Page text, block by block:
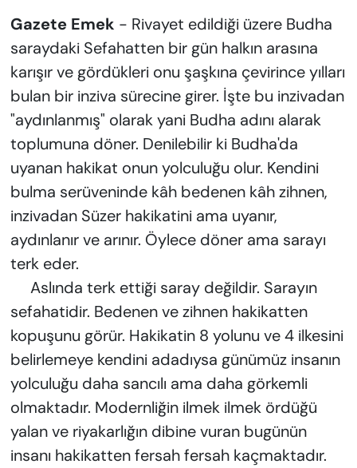
Gazete Emek - Rivayet edildiği üzere Budha
saraydaki Sefahatten bir gün halkın arasına
karışır ve gördükleri onu şaşkına çevirince yılları
bulan bir inziva sürecine girer. İşte bu inzivadan
"aydınlanmış" olarak yani Budha adını alarak
toplumuna döner. Denilebilir ki Budha'da
uyanan hakikat onun yolculuğu olur. Kendini
bulma serüveninde kâh bedenen kâh zihnen,
inzivadan Süzer hakikatini ama uyanır,
aydınlanır ve arınır. Öylece döner ama sarayı
terk eder.
Aslında terk ettiği saray değildir. Sarayın
sefahatidir. Bedenen ve zihnen hakikatten
kopuşunu görür. Hakikatin 8 yolunu ve 4 ilkesini
belirlemeye kendini adadıysa günümüz insanın
yolculuğu daha sancılı ama daha görkemli
olmaktadır. Modernliğin ilmek ilmek ördüğü
yalan ve riyakarlığın dibine vuran bugünün
insanı hakikatten fersah fersah kaçmaktadır.